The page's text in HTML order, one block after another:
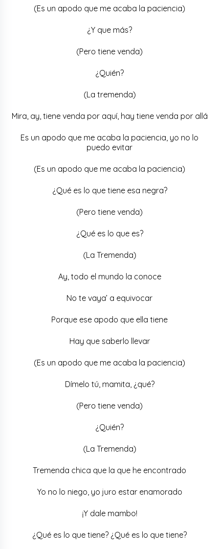
(Es un apodo que me acaba la paciencia)
¿Y que más?
(Pero tiene venda)
¿Quién?
(La tremenda)
Mira, ay, tiene venda por aquí, hay tiene venda por allá
Es un apodo que me acaba la paciencia, yo no lo
puedo evitar
(Es un apodo que me acaba la paciencia)
¿Qué es lo que tiene esa negra?
(Pero tiene venda)
¿Qué es lo que es?
(La Tremenda)
Ay, todo el mundo la conoce
No te vaya’ a equivocar
Porque ese apodo que ella tiene
Hay que saberlo llevar
(Es un apodo que me acaba la paciencia)
Dímelo tú, mamita, ¿qué?
(Pero tiene venda)
¿Quién?
(La Tremenda)
Tremenda chica que la que he encontrado
Yo no lo niego, yo juro estar enamorado
¡Y dale mambo!
¿Qué es lo que tiene? ¿Qué es lo que tiene?